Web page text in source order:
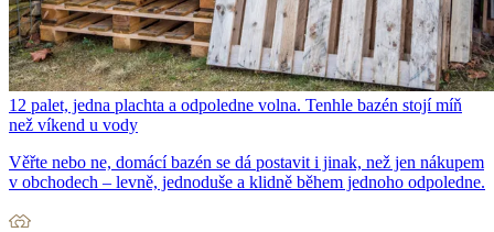
12 palet, jedna plachta a odpoledne volna. Tenhle bazén stojí míň
než víkend u vody
Věřte nebo ne, domácí bazén se dá postavit i jinak, než jen nákupem
v obchodech – levně, jednoduše a klidně během jednoho odpoledne.